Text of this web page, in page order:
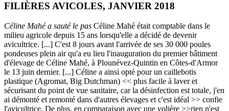
FILIÈRES AVICOLES, JANVIER 2018
Céline Mahé a sauté le pas Céline Mahé était comptable dans le
milieu agricole depuis 15 ans lorsqu'elle a décidé de devenir
avicultrice. [...] C'est 8 jours avant l'arrivée de ses 30 000 poules
pondeuses plein air qu'a eu lieu l'inauguration du premier bâtiment
d'élevage de Céline Mahé, à Plounévez-Quintin en Côtes-d'Armor
le 13 juin dernier. [...] Céline a ainsi opté pour un caillebotis
plastique (Agromat, Big Dutchman) << plus facile à laver et
sécurisant du point de vue sanitaire, car la désinfection est totale, j'en
ai démonté et remonté dans d'autres élevages et c'est idéal >> confie
l'avicultrice. De plus, en comparaison avec une volière >>rien n'est